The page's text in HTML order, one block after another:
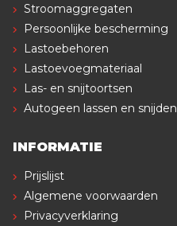
Stroomaggregaten
Persoonlijke bescherming
Lastoebehoren
Lastoevoegmateriaal
Las- en snijtoortsen
Autogeen lassen en snijden
INFORMATIE
Prijslijst
Algemene voorwaarden
Privacyverklaring